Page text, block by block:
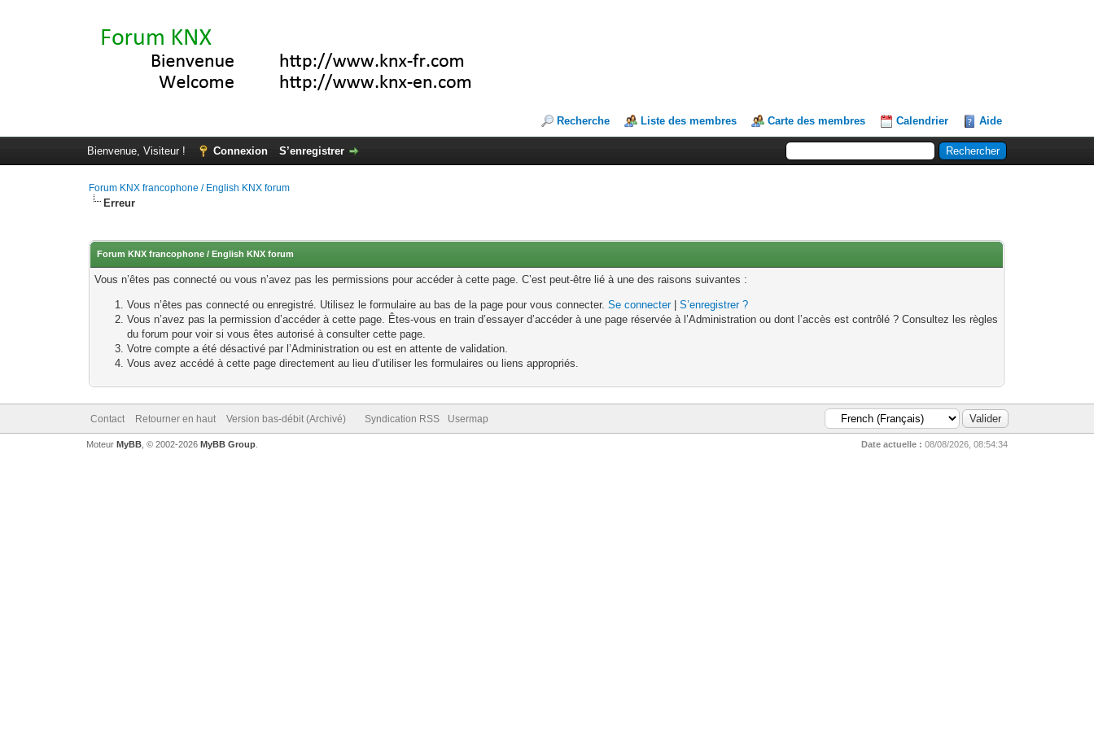
Recherche Liste des membres Carte des membres Calendrier Aide
Bienvenue, Visiteur ! Connexion S’enregistrer
Forum KNX francophone / English KNX forum
Erreur
Forum KNX francophone / English KNX forum
Vous n’êtes pas connecté ou vous n’avez pas les permissions pour accéder à cette page. C’est peut-être lié à une des raisons suivantes :
Vous n’êtes pas connecté ou enregistré. Utilisez le formulaire au bas de la page pour vous connecter.Se connecter|S’enregistrer ?
Vous n’avez pas la permission d’accéder à cette page. Êtes-vous en train d’essayer d’accéder à une page réservée à l’Administration ou dont l’accès est contrôlé ? Consultez les règles
du forum pour voir si vous êtes autorisé à consulter cette page.
Votre compte a été désactivé par l’Administration ou est en attente de validation.
Vous avez accédé à cette page directement au lieu d’utiliser les formulaires ou liens appropriés.
Contact Retourner en haut Version bas-débit (Archivé) Syndication RSS Usermap
Date actuelle : 08/08/2026, 08:54:34
Moteur MyBB, © 2002-2026 MyBB Group.